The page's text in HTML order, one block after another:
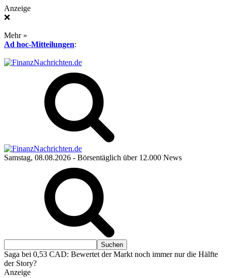
Anzeige
❌
Mehr »
Ad hoc-Mitteilungen:
Samstag, 08.08.2026 - Börsentäglich über 12.000 News
Saga bei 0,53 CAD: Bewertet der Markt noch immer nur die Hälfte
der Story?
Anzeige